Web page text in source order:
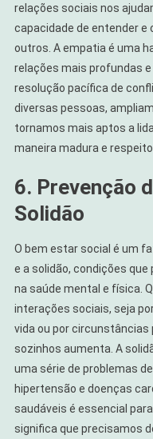
relações sociais nos
capacidade de entender
outros. A empatia é uma
relações mais profundas
resolução pacífica de
diversas pessoas,
tornamos mais aptos a
maneira madura e
6. Prevenção
Solidão
O bem estar social é um
e a solidão, condições
na saúde mental e física.
interações sociais, seja
vida ou por
sozinhos aumenta. A
uma série de problemas
hipertensão e doenças
saudáveis é essencial
significa que precisamos